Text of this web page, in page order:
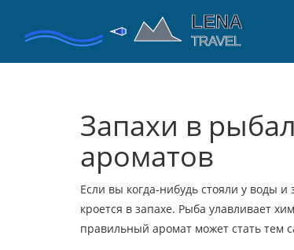
Запахи в
ароматов
Если вы когда‑нибудь стояли у воды
кроется в запахе. Рыба улавливает
правильный аромат может стать тем